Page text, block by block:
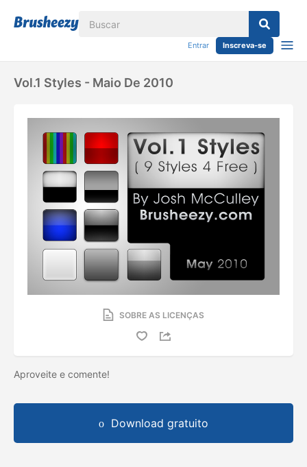
Entrar Inscreva-se
Vol.1 Styles - Maio De 2010
SOBRE AS LICENÇAS
Aproveite e comente!
Download gratuito